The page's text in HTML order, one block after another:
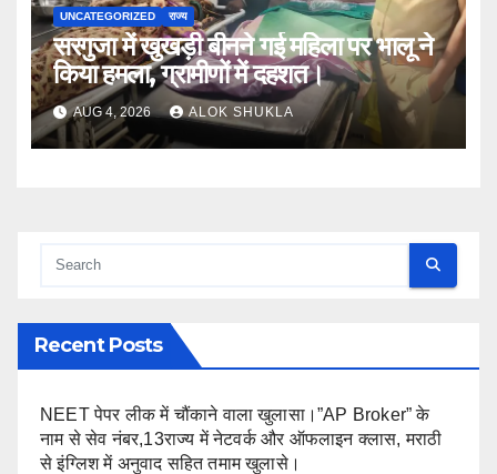
UNCATEGORIZED राज्य
सरगुजा में खुखड़ी बीनने गई महिला पर भालू ने
किया हमला, ग्रामीणों में दहशत।
AUG 4, 2026 ALOK SHUKLA
Recent Posts
NEET पेपर लीक में चौंकाने वाला खुलासा।”AP Broker” के
नाम से सेव नंबर,13राज्य में नेटवर्क और ऑफलाइन क्लास, मराठी
से इंग्लिश में अनुवाद सहित तमाम खुलासे।